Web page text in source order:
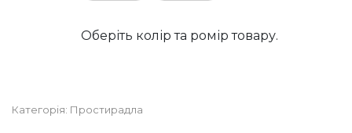
Оберіть колір та ромір товару.
Категорія: Простирадла